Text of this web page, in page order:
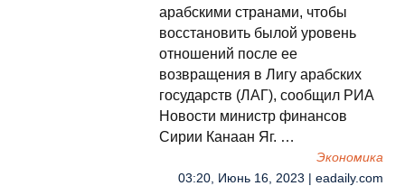
арабскими странами, чтобы
восстановить былой уровень
отношений после ее
возвращения в Лигу арабских
государств (ЛАГ), сообщил РИА
Новости министр финансов
Сирии Канаан Яг. …
Экономика
03:20, Июнь 16, 2023 | eadaily.com